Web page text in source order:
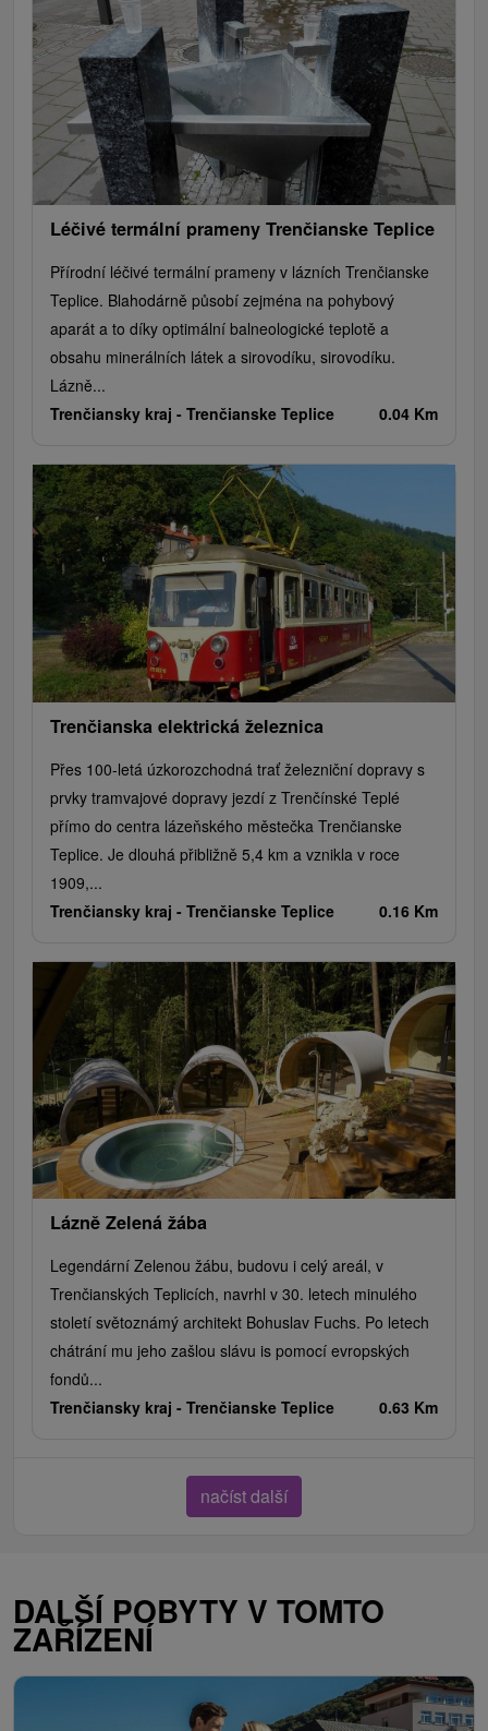
Jazerá, plesá, vodné nádrže
Technické pamiatky
Pamätníky
Vodopády
Drevené kostolíky Pramene Divadlá
Jazda na koni
Túry a turistické chodníky
Kaštiele Horské chaty
Sakrálne miesta
Plte, rafting, splavy
Architektonické stavby
Lyžiarske strediská
Golfové ihriská
Motokárové dráhy
Amfiteátre a kiná v prírode
Vínne cesty
Cyklotrasy
Léčivé termální prameny Trenčianske Teplice
Přírodní léčivé termální prameny v lázních Trenčianske
Teplice. Blahodárně působí zejména na pohybový
aparát a to díky optimální balneologické teplotě a
obsahu minerálních látek a sirovodíku, sirovodíku.
Lázně...
Trenčiansky kraj - Trenčianske Teplice 0.04 Km
Trenčianska elektrická železnica
Přes 100-letá úzkorozchodná trať železniční dopravy s
prvky tramvajové dopravy jezdí z Trenčínské Teplé
přímo do centra lázeňského městečka Trenčianske
Teplice. Je dlouhá přibližně 5,4 km a vznikla v roce
1909,...
Trenčiansky kraj - Trenčianske Teplice 0.16 Km
Lázně Zelená žába
Legendární Zelenou žábu, budovu i celý areál, v
Trenčianských Teplicích, navrhl v 30. letech minulého
století světoznámý architekt Bohuslav Fuchs. Po letech
chátrání mu jeho zašlou slávu is pomocí evropských
fondů...
Trenčiansky kraj - Trenčianske Teplice 0.63 Km
načíst další
DALŠÍ POBYTY V TOMTO
ZAŘÍZENÍ